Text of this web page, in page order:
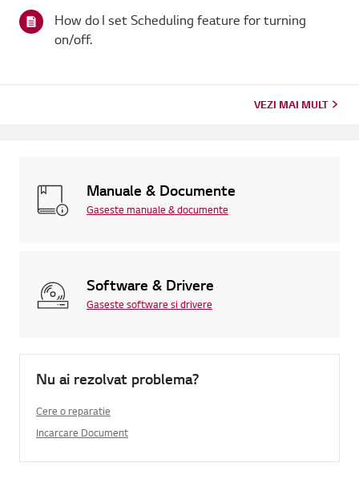
How do I set Scheduling feature for turning
on/off.
VEZI MAI MULT
Manuale & Documente
Gaseste manuale & documente
Software & Drivere
Gaseste software si drivere
Nu ai rezolvat problema?
Cere o reparatie
Incarcare Document